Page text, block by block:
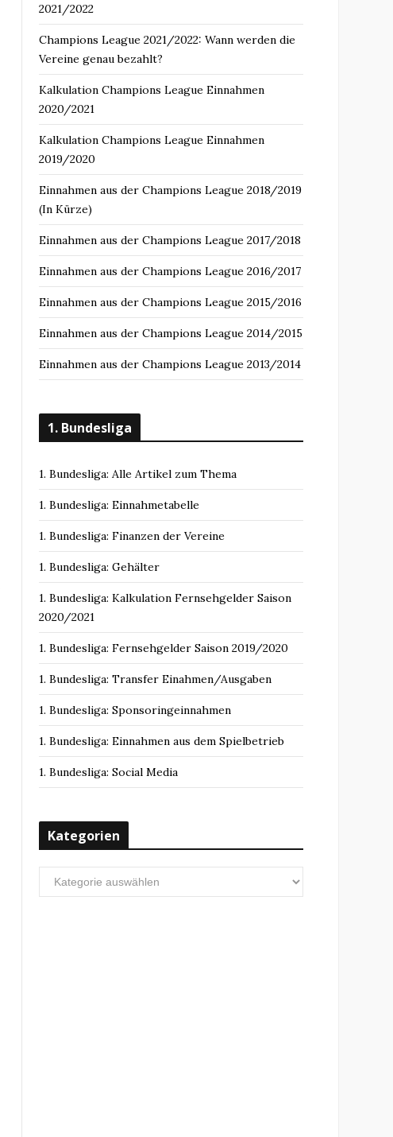
2021/2022
Champions League 2021/2022: Wann werden die
Vereine genau bezahlt?
Kalkulation Champions League Einnahmen
2020/2021
Kalkulation Champions League Einnahmen
2019/2020
Einnahmen aus der Champions League 2018/2019
(In Kürze)
Einnahmen aus der Champions League 2017/2018
Einnahmen aus der Champions League 2016/2017
Einnahmen aus der Champions League 2015/2016
Einnahmen aus der Champions League 2014/2015
Einnahmen aus der Champions League 2013/2014
1. Bundesliga
1. Bundesliga: Alle Artikel zum Thema
1. Bundesliga: Einnahmetabelle
1. Bundesliga: Finanzen der Vereine
1. Bundesliga: Gehälter
1. Bundesliga: Kalkulation Fernsehgelder Saison
2020/2021
1. Bundesliga: Fernsehgelder Saison 2019/2020
1. Bundesliga: Transfer Einahmen/Ausgaben
1. Bundesliga: Sponsoringeinnahmen
1. Bundesliga: Einnahmen aus dem Spielbetrieb
1. Bundesliga: Social Media
Kategorien
Kategorien